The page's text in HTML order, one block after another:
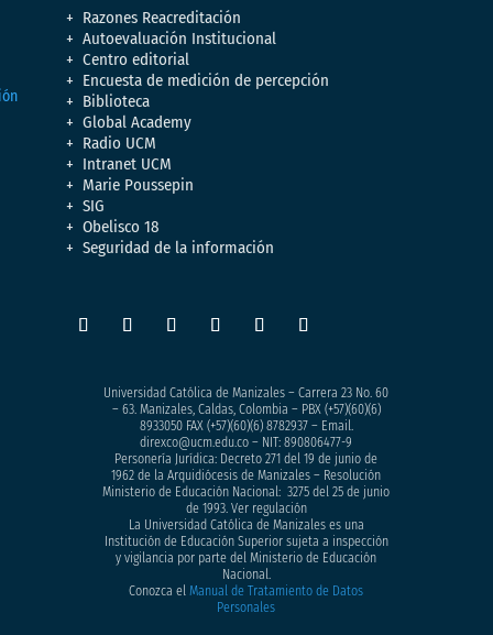
Razones Reacreditación
Autoevaluación Institucional
Centro editorial
Encuesta de medición de percepción
Biblioteca
Global Academy
Radio UCM
Intranet UCM
Marie Poussepin
SIG
Obelisco 18
Seguridad de la información
Universidad Católica de Manizales – Carrera 23 No. 60
– 63. Manizales, Caldas, Colombia – PBX (+57)(60)(6)
8933050FAX (+57)(60)(6) 8782937 – Email.
direxco@ucm.edu.co – NIT: 890806477-9
Personería Jurídica: Decreto 271 del 19 de junio de
1962 de la Arquidiócesis de Manizales – Resolución
Ministerio de Educación Nacional: 3275 del 25 de junio
de 1993. Ver regulación
La Universidad Católica de Manizales es una
Institución de Educación Superior sujeta a inspección
y vigilancia por parte del Ministerio de Educación
Nacional.
Conozca elManual de Tratamiento de Datos
Personales